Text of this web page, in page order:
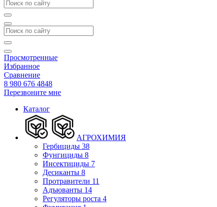
Просмотренные
Избранное
Сравнение
8 980 676 4848
Перезвоните мне
Каталог
АГРОХИМИЯ
Гербициды 38
Фунгициды 8
Инсектициды 7
Десиканты 8
Протравители 11
Адъюванты 14
Регуляторы роста 4